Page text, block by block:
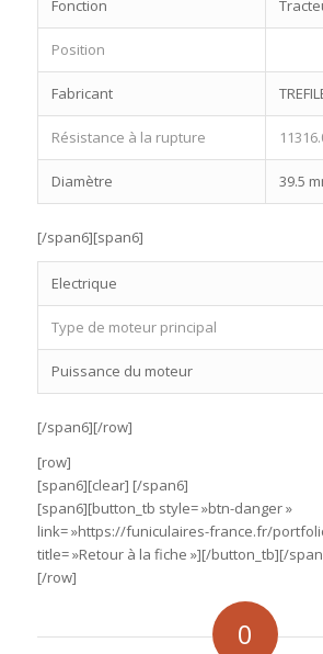
Fonction
Position
Fabricant
Résistance à la rupture
Diamètre 39.5
[/span6][span6]
Electrique
Type de moteur principal
Puissance du moteur
[/span6][/row]
[row]
[span6][clear] [/span6]
[span6][button_tb style= »btn-danger »
link= »https://funiculaires-france.fr/
title= »Retour à la fiche »][/button_tb][/
[/row]
0